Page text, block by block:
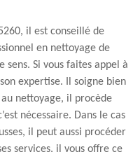
il est conseillé de
en nettoyage de
sens. Si vous faites appel à
expertise. Il soigne bien
nettoyage, il procède
nécessaire. Dans le cas
il peut aussi procéder
services, il vous offre ce